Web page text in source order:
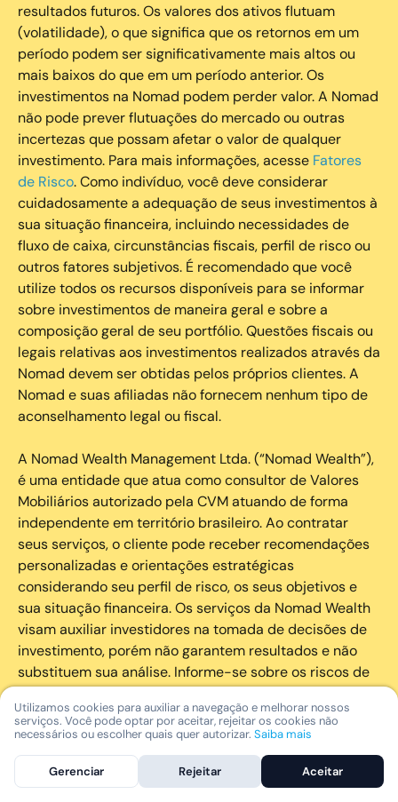
resultados futuros. Os valores dos ativos flutuam
(volatilidade), o que significa que os retornos em um
período podem ser significativamente mais altos ou
mais baixos do que em um período anterior. Os
investimentos na Nomad podem perder valor. A Nomad
não pode prever flutuações do mercado ou outras
incertezas que possam afetar o valor de qualquer
investimento. Para mais informações, acesse Fatores
de Risco. Como indivíduo, você deve considerar
cuidadosamente a adequação de seus investimentos à
sua situação financeira, incluindo necessidades de
fluxo de caixa, circunstâncias fiscais, perfil de risco ou
outros fatores subjetivos. É recomendado que você
utilize todos os recursos disponíveis para se informar
sobre investimentos de maneira geral e sobre a
composição geral de seu portfólio. Questões fiscais ou
legais relativas aos investimentos realizados através da
Nomad devem ser obtidas pelos próprios clientes. A
Nomad e suas afiliadas não fornecem nenhum tipo de
aconselhamento legal ou fiscal.
A Nomad Wealth Management Ltda. (“Nomad Wealth”),
é uma entidade que atua como consultor de Valores
Mobiliários autorizado pela CVM atuando de forma
independente em território brasileiro. Ao contratar
seus serviços, o cliente pode receber recomendações
personalizadas e orientações estratégicas
considerando seu perfil de risco, os seus objetivos e
sua situação financeira. Os serviços da Nomad Wealth
visam auxiliar investidores na tomada de decisões de
investimento, porém não garantem resultados e não
substituem sua análise. Informe-se sobre os riscos de
cada investimento e invista com responsabilidade.
As marcas registradas, logotipos e marcas de serviço
que aparecem nos Serviços, incluindo, mas não se
limitando à marca registrada “Nomad” são marcas
Utilizamos cookies para auxiliar a navegação e melhorar nossos
serviços. Você pode optar por aceitar, rejeitar os cookies não
necessários ou escolher quais quer autorizar. Saiba mais
Gerenciar Rejeitar Aceitar